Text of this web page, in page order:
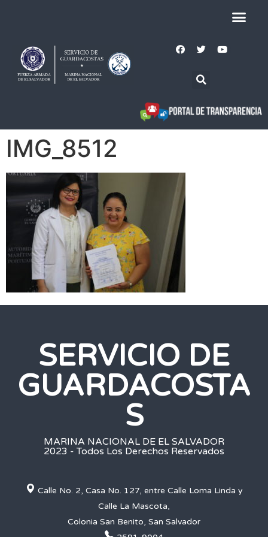
IMG_8512
SERVICIO DE
GUARDACOSTA
S
MARINA NACIONAL DE EL SALVADOR
2023 - Todos Los Derechos Reservados
Calle No. 2, Casa No. 127, entre Calle Loma Linda y
Calle La Mascota,
Colonia San Benito, San Salvador